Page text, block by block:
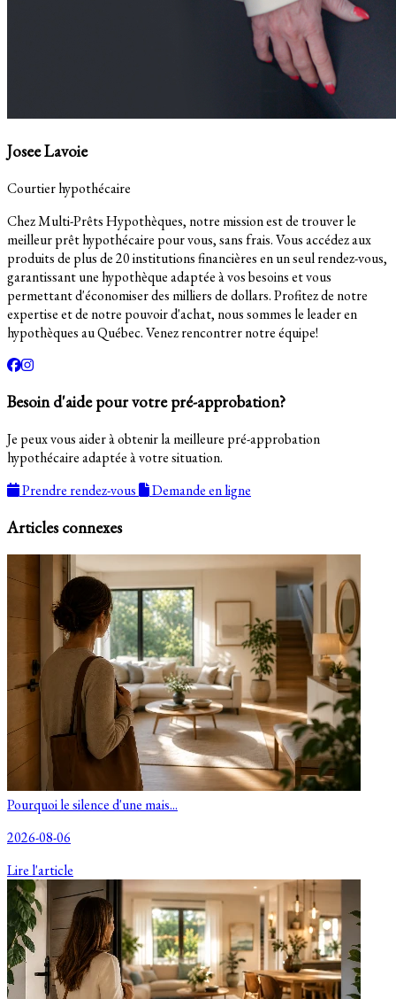
Josee Lavoie
Courtier hypothécaire
Chez Multi-Prêts Hypothèques, notre mission est de trouver le
meilleur prêt hypothécaire pour vous, sans frais. Vous accédez aux
produits de plus de 20 institutions financières en un seul rendez-vous,
garantissant une hypothèque adaptée à vos besoins et vous
permettant d'économiser des milliers de dollars. Profitez de notre
expertise et de notre pouvoir d'achat, nous sommes le leader en
hypothèques au Québec. Venez rencontrer notre équipe!
Besoin d'aide pour votre pré-approbation?
Je peux vous aider à obtenir la meilleure pré-approbation
hypothécaire adaptée à votre situation.
Prendre rendez-vous
Demande en ligne
Articles connexes
Pourquoi le silence d'une mais...
2026-08-06
Lire l'article